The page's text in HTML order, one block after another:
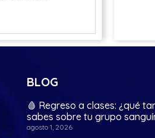
BLOG
🩸 Regreso a clases: ¿qué
sabes sobre tu grupo
agosto 1, 2026